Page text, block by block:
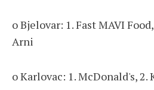
o Bjelovar: 1. Fast MAVI
Arni
o Karlovac: 1. McDonald's, 2.